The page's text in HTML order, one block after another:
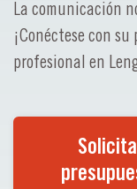
La comunicación
¡Conéctese con
profesional en